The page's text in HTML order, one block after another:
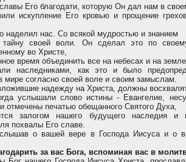
Его благодати, которую Он дал нам в
искупление Его кровью и прощение
наделил нас. Со всякой мудростью и знанием
своей воли. Он сделал это по
во Христе,
время объединить все на небесах и на
наследниками, как это и было
мире согласно своей воле и своим замыслам.
надежду на Христа, должны
услышали слово истины - Евангелие,
отмечены печатью обещанного Святого Духа,
залогом нашего будущего наследия и
похвалы Его славе.
о вашей вере в Господа Иисуса и о
за вас Бога, вспоминая вас в